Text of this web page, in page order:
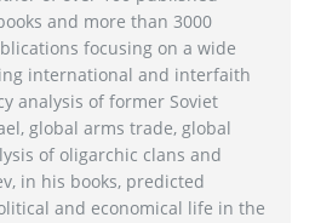
and more than 3000
focusing on a wide
international and interfaith
analysis of former Soviet
global arms trade, global
of oligarchic clans and
in his books, predicted
and economical life in the